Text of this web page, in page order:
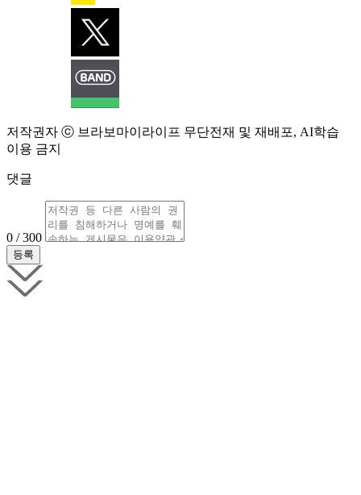
저작권자 ⓒ 브라보마이라이프 무단전재 및 재배포, AI학습
이용 금지
댓글
0 / 300